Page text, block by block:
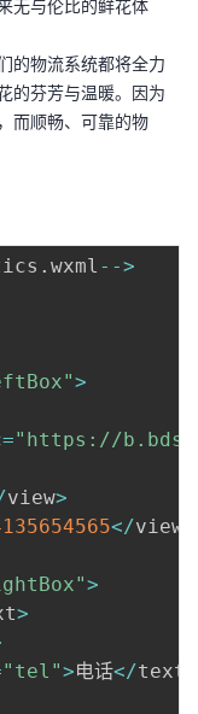
无与伦比的鲜花体
物流系统都将全力
的芬芳与温暖。因为
而顺畅、可靠的物
. wxml -->
>
="https://
view>
</view
>
>
"tel">电话</text